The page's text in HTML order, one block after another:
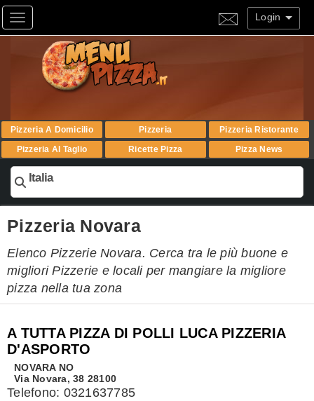
Toggle navigation Login
Pizzeria A Domicilio Pizzeria
Pizzeria Ristorante
Pizzeria Al Taglio
Ricette Pizza Pizza News
Italia
Pizzeria Novara
Elenco Pizzerie Novara. Cerca tra le più buone e
migliori Pizzerie e locali per mangiare la migliore
pizza nella tua zona
A TUTTA PIZZA DI POLLI LUCA PIZZERIA
D'ASPORTO
NOVARA NO
Via Novara, 38 28100
Telefono: 0321637785